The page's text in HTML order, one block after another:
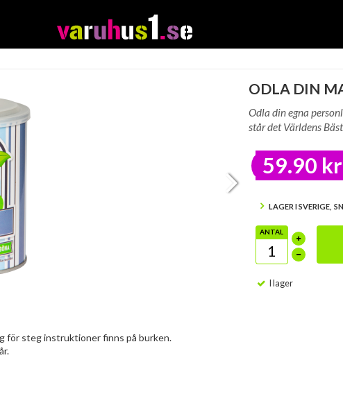
ODLA DIN
Odla din egna
står det Världens
59.90 kr
LAGER I SVERIGE,
ANTAL
I lager
för steg instruktioner finns på burken.